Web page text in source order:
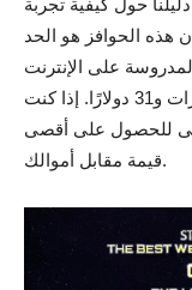
حول كيفية تجربة
هذه الحوافز هو الحد
على الإنترنت
في كاليفورنيا عندما تضع ما بين 10 دولارات و31 دولارًا. إذا كنت
للحصول على أقصى
قيمة مقابل أموالك.